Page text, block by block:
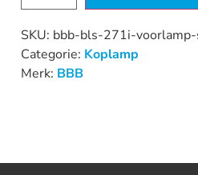
SKU: bbb-bls-271i-
Categorie: Koplamp
Merk: BBB